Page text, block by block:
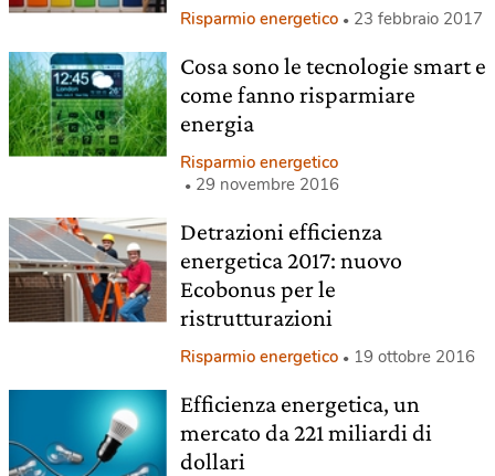
Risparmio energetico 23 febbraio 2017
Cosa sono le tecnologie smart e
come fanno risparmiare
energia
Risparmio energetico
29 novembre 2016
Detrazioni efficienza
energetica 2017: nuovo
Ecobonus per le
ristrutturazioni
Risparmio energetico 19 ottobre 2016
Efficienza energetica, un
mercato da 221 miliardi di
dollari